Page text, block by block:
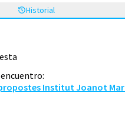
Historial
Institut Joanot